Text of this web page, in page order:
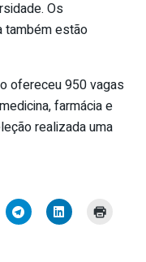
Os
também estão
ofereceu 950 vagas
farmácia e
realizada uma